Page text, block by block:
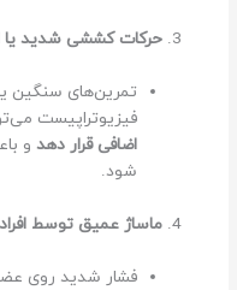
حرکات کششی شدید یا
تمرین‌های سنگین
فیزیوتراپیست
اضافی قرار دهدو
شود.
ماساژ عمیق توسط
فشار شدید روی